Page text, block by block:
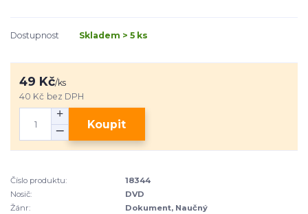
Dostupnost Skladem > 5 ks
49 Kč/ks
40 Kč bez DPH
Koupit
Číslo produktu:
18344
Nosič:
DVD
Žánr:
Dokument, Naučný